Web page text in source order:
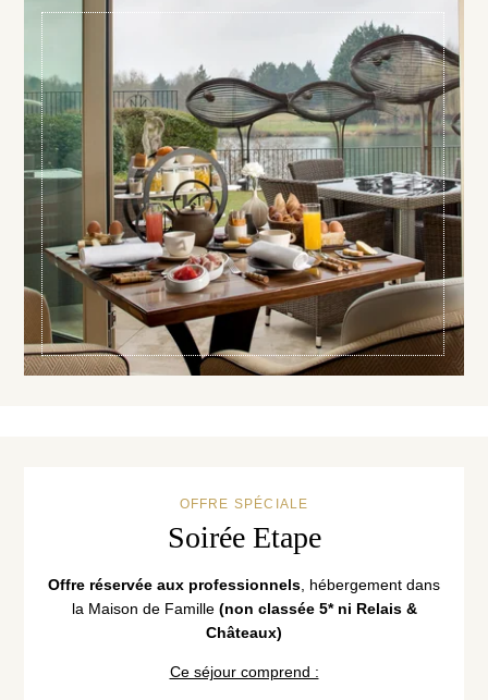
OFFRE SPÉCIALE
Soirée Etape
Offre réservée aux professionnels , hébergement dans
la Maison de Famille (non classée 5* ni Relais &
Châteaux)
Ce séjour comprend :
Hôtel 5*
Maison de Famille
Séminaires & Evènements
Offres & forfaits
Activités
Actualités
Boutique et coffrets cadeaux
Environnement & Biodiversité
Galerie Photos
Contact & accès
Club Noir & Or
Recrutement
reception@cotesaintjacques.com